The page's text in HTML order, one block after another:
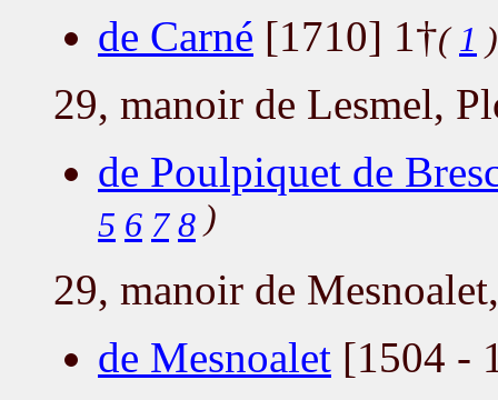
de Carné [1710] 1†( 1 )
29, manoir de Lesmel,
de Poulpiquet de
5 6 7 8)
29, manoir de
de Mesnoalet [1504 -